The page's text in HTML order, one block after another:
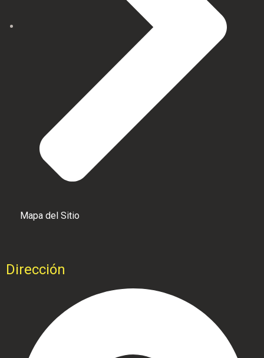
Mapa del Sitio
Dirección